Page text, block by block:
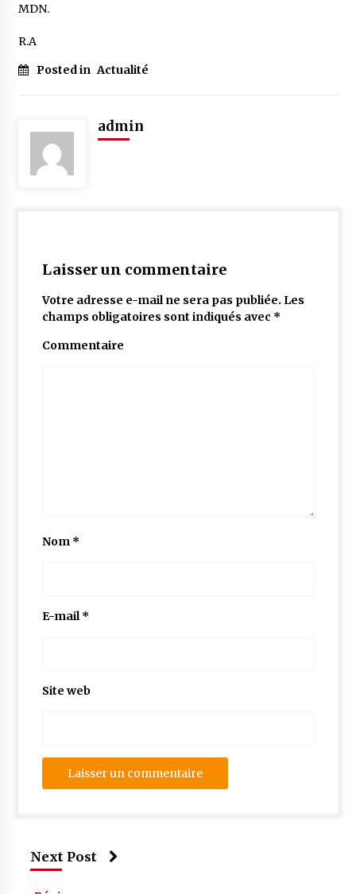
MDN.
R.A
Posted in Actualité
admin
Laisser un commentaire
Votre adresse e-mail ne sera pas publiée. Les
champs obligatoires sont indiqués avec *
Commentaire
Nom *
E-mail*
Site web
Next Post